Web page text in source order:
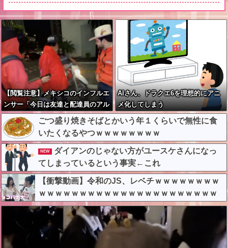
【閲覧注意】メキシコのインフルエ
ンサー「今日は友達と配達員のアル
バイトを体験してみるよ！！」←結
果・・・
AIさん、ドラクエ6を理想的にアニ
メ化してしまう
ごつ盛り焼きそばとかいう年１くらいで無性に食
いたくなるやつｗｗｗｗｗｗｗｗ
NEW
ダイアンのじゃない方がユースケさんになっ
てしまっているという事実←これ
【衝撃動画】令和のJS、レベチｗｗｗｗｗｗｗｗ
ｗｗｗｗｗｗｗｗｗｗｗｗｗｗｗｗｗｗｗｗｗｗ